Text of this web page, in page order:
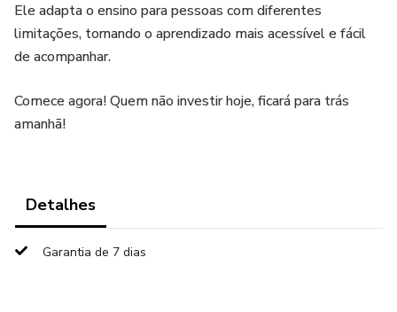
Ele adapta o ensino para pessoas com diferentes
limitações, tornando o aprendizado mais acessível e fácil
de acompanhar.
Comece agora! Quem não investir hoje, ficará para trás
amanhã!
Detalhes
Garantia de 7 dias